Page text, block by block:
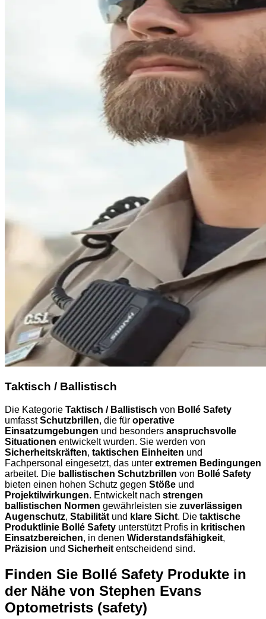
Taktisch / Ballistisch
Die Kategorie Taktisch / Ballistisch von Bollé Safety
umfasstSchutzbrillen, die für operative
Einsatzumgebungen und besonders anspruchsvolle
Situationen entwickelt wurden. Sie werden von
Sicherheitskräften, taktischen Einheiten und
Fachpersonal eingesetzt, das unter extremen Bedingungen
arbeitet. Die ballistischen Schutzbrillen von Bollé Safety
bieten einen hohen Schutz gegen Stöße und
Projektilwirkungen. Entwickelt nach strengen
ballistischen Normen gewährleisten sie zuverlässigen
Augenschutz, Stabilität und klare Sicht. Die taktische
Produktlinie Bollé Safety unterstützt Profis in kritischen
Einsatzbereichen, in denen Widerstandsfähigkeit,
Präzision und Sicherheit entscheidend sind.
Finden Sie Bollé Safety Produkte in
der Nähe von Stephen Evans
Optometrists (safety)